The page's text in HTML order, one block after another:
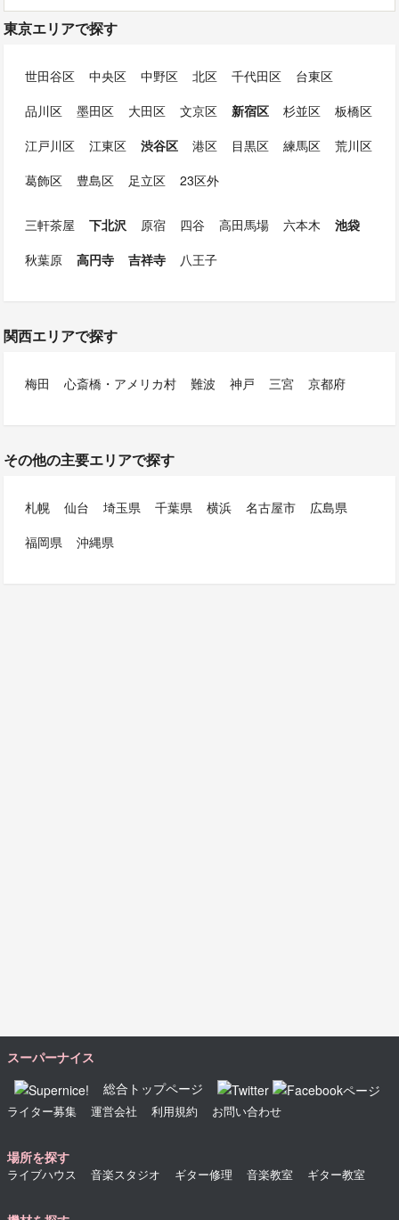
東京エリアで探す
世田谷区 中央区 中野区 北区 千代田区
台東区
品川区
墨田区 大田区 文京区 新宿区 杉並区
板橋区
江戸川区
江東区 渋谷区 港区 目黒区 練馬区
荒川区
葛飾区
豊島区 足立区 23区外
三軒茶屋 下北沢 原宿 四谷 高田馬場 六本木
池袋
秋葉原
高円寺 吉祥寺 八王子
関西エリアで探す
梅田 心斎橋・アメリカ村 難波 神戸 三宮 京都府
その他の主要エリアで探す
札幌 仙台 埼玉県 千葉県 横浜 名古屋市
広島県
福岡県
沖縄県
スーパーナイス
総合トップページ
ライター募集 運営会社 利用規約 お問い合わせ
場所を探す
ライブハウス 音楽スタジオ ギター修理 音楽教室 ギター教室